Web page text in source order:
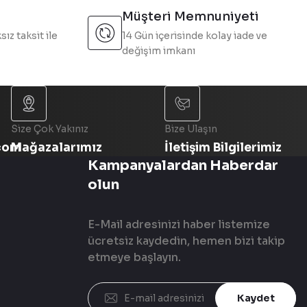
taksit ile
Müşteri Memnuniyeti
14 Gün içerisinde kolay iade ve
değişim imkanı
Size Çok Yakınız
Mağazalarımız
Bize Ulaşın
İletişim Bilgilerimiz
Kampanyalardan Haberdar
olun
E-Mail adresinizi haber listemize
ücretsiz kaydedin, hemen bizi takip
etmeye başlayın.
Kaydet